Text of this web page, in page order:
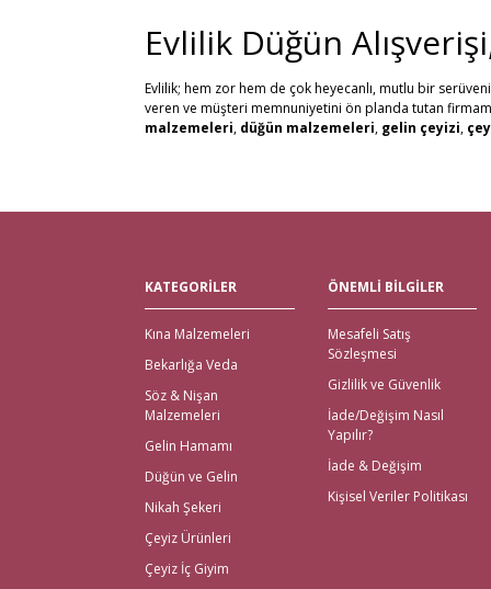
Evlilik Düğün
Evlilik; hem zor hem de çok heyecanlı, mutlu bir
veren ve müşteri memnuniyetini ön planda tutan
malzemeleri, düğün malzemeleri, gelin çeyizi,
olanaklarımızla müşteri memnuniyetini en üst
Nikah Şekeri ve En
için kapıda ödeme imkanı ile beraber yalnızca çeyiz
bekarlığa veda partisi malzemeleriiçin de kapıda
içinde teslimat yapılmaktadır.
İhtiyacınız Olan Tüm
Gelince Alışveriş üzerinden ihtiyacınız olan tüm kına
kına kutuları, ekonomik setler, mezuniyet kına gecesi,
En Eğlenceli Bekarlığa
Bekarlığa veda partisi malzemeleri; büyük gününüzden
kılan ürünlerdir. Tüm gecenin keyifli olmasını sağlayan
KATEGORİLER
Kına Malzemeleri
Bekarlığa Veda
Söz & Nişan
Malzemeleri
Gelin Hamamı
Düğün ve Gelin
Nikah Şekeri
Çeyiz Ürünleri
Çeyiz İç Giyim
ÖNEMLİ BİLGİLER
Mesafeli Satış
Sözleşmesi
Gizlilik ve Güvenlik
İade/Değişim Nasıl
Yapılır?
İade & Değişim
Kişisel Veriler Politikası